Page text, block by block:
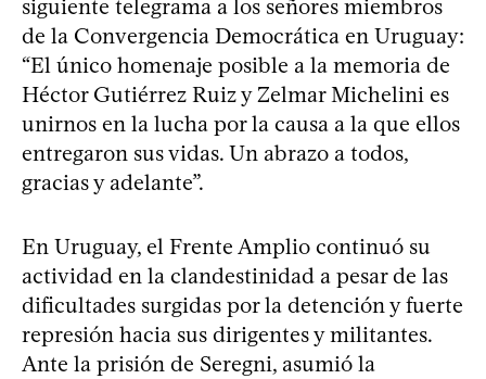
siguiente telegrama a los señores miembros
de la Convergencia Democrática en Uruguay:
“El único homenaje posible a la memoria de
Héctor Gutiérrez Ruiz y Zelmar Michelini es
unirnos en la lucha por la causa a la que ellos
entregaron sus vidas. Un abrazo a todos,
gracias y adelante”.
En Uruguay, el Frente Amplio continuó su
actividad en la clandestinidad a pesar de las
dificultades surgidas por la detención y fuerte
represión hacia sus dirigentes y militantes.
Ante la prisión de Seregni, asumió la